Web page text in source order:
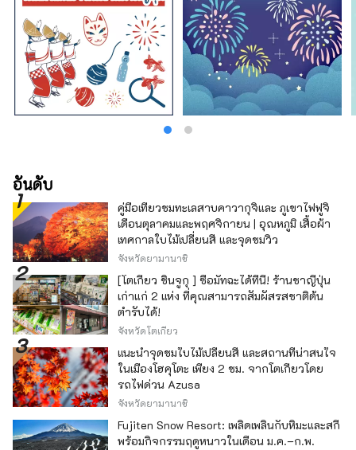
อันดับ
คู่มือเที่ยวชมทะเลสาบคาวากุจิและ ภูเขาไฟฟูจิ
เดือนตุลาคมและพฤศจิกายน | อุณหภูมิ เสื้อผ้า
เทศกาลใบไม้เปลี่ยนสี และจุดชมวิว
จังหวัดยามานาชิ
[โตเกียว ชินจูกุ ] ซื้อมัทฉะได้ที่นี่! ร้านชาญี่ปุ่น
เก่าแก่ 2 แห่ง ที่คุณสามารถสัมผัสรสชาติต้น
ตำรับได้!
จังหวัดโตเกียว
แนะนำจุดชมใบไม้เปลี่ยนสี และสถานที่น่าสนใจ
ในเมืองโฮคุโตะ เพียง 2 ชม. จากโตเกียวโดย
รถไฟด่วน Azusa
จังหวัดยามานาชิ
Fujiten Snow Resort: เพลิดเพลินกับหิมะและสกี
พร้อมกิจกรรมฤดูหนาวในเดือน ม.ค.–ก.พ.